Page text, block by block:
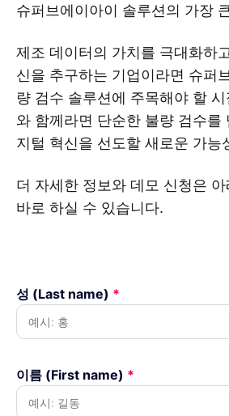
슈퍼브에이아이 솔루션의 가장
제조 데이터의 가치를 극대화하
신을 추구하는 기업이라면 슈퍼
량 검수 솔루션에 주목해야 할
와 함께라면 단순한 불량 검수를
지털 혁신을 선도할 새로운 가능
더 자세한 정보와 데모 신청은
바로 하실 수 있습니다.
성 (Last name) *
이름 (First name) *